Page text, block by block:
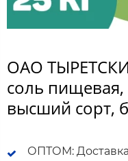
ОАО
соль
высший сорт,
ОПТОМ: